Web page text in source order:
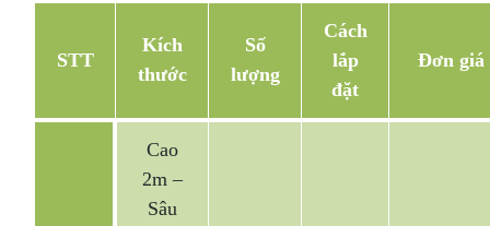
STT
Kích
thước
Số
lượng
Cách
lắp
đặt
Đơn giá
Cao
2m –
Sâu